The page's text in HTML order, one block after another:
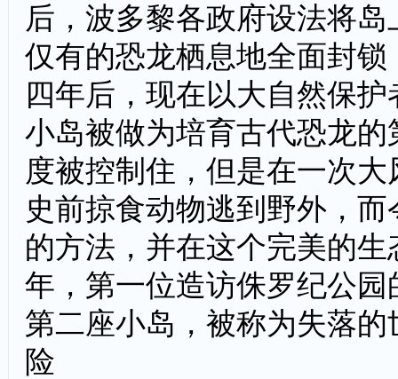
后，波多黎各政府设法将
仅有的恐龙栖息地全面封
四年后，现在以大自然保
小岛被做为培育古代恐龙
度被控制住，但是在一次
史前掠食动物逃到野外，
的方法，并在这个完美的
年，第一位造访侏罗纪公
第二座小岛，被称为失落
险